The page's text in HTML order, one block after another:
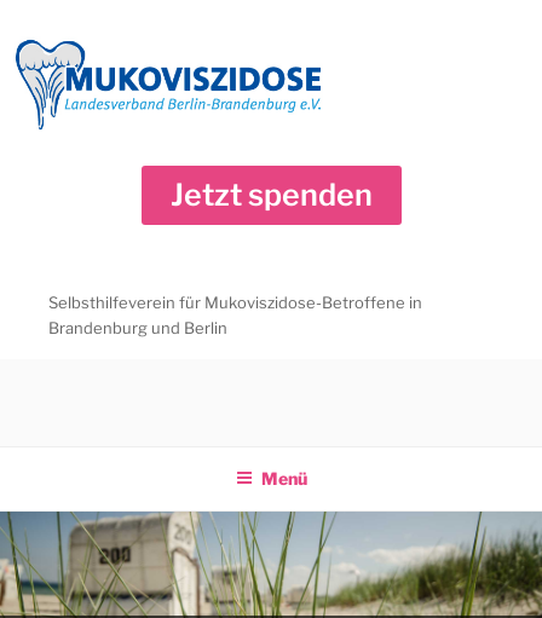
Inhalt
springen
Jetzt spenden
Selbsthilfeverein für Mukoviszidose-Betroffene in
Brandenburg und Berlin
Menü